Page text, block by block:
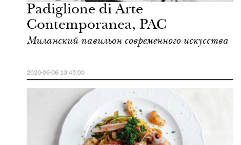
Padiglione di Arte
Contemporanea, PAC
Миланский павильон современного искусства
2020-06-06 13:45:00